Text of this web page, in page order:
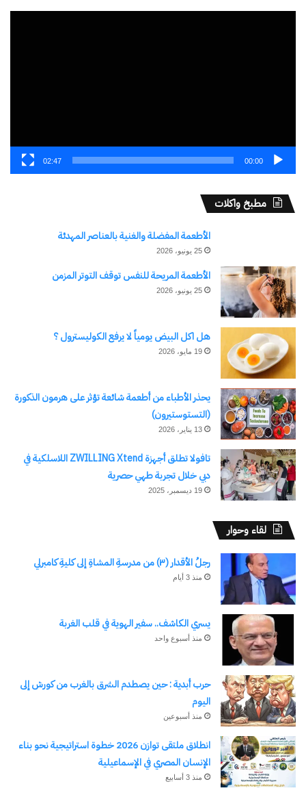
00:00
02:47
مطبخ واكلات
الأطعمة المفضلة والغنية بالعناصر المهدئة
25 يونيو، 2026
الأطعمة المريحة للنفس توقف التوتر المزمن
25 يونيو، 2026
هل اكل البيض يومياً لا يرفع الكوليسترول ؟
19 مايو، 2026
يحذر الأطباء من أطعمة شائعة تؤثر على هرمون الذكورة
(التستوستيرون)
13 يناير، 2026
تافولا تطلق أجهزة ZWILLING Xtend اللاسلكية في
دبي خلال تجربة طهي حصرية
19 ديسمبر، 2025
لقاء وحوار
رجلُ الأقدار (٣) من مدرسةِ المشاةِ إلى كليةِ كامبرلي
منذ 3 أيام
يسري الكاشف.. سفير الهوية في قلب الغربة
منذ أسبوع واحد
حرب أبدية : حين يصطدم الشرق بالغرب من كورش إلى
اليوم
منذ أسبوعين
انطلاق ملتقى توازن 2026 خطوة استراتيجية نحو بناء
الإنسان المصري في الإسماعيلية
منذ 3 أسابيع